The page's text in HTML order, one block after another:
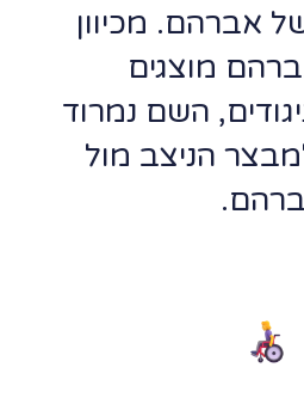
אברהם. מכיוון
מוצגים
השם נמרוד
הניצב מול